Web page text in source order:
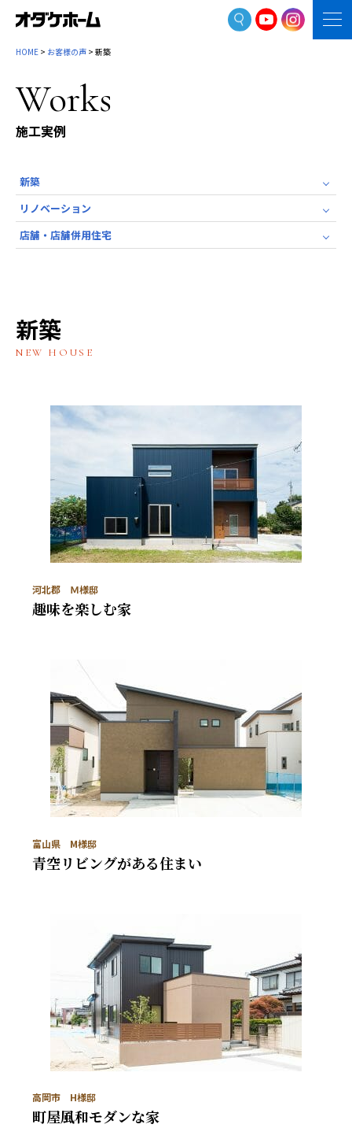
HOME > お客様の声 > 新築
Works
施工実例
新築
リノベーション
店舗・店舗併用住宅
新築
NEW HOUSE
河北郡 Ｍ様邸
趣味を楽しむ家
富山県 M様邸
青空リビングがある住まい
高岡市 H様邸
町屋風和モダンな家